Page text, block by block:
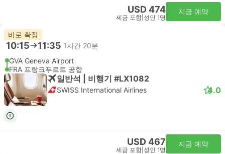
USD 474
세금 포함 성인 1명
지금 예약
바로 확정
10:15 11:35 1시간 20분
GVA Geneva Airport
FRA 프랑크푸르트 공항
일반석 | 비행기 #LX1082
SWISS International Airlines 4.0
USD 467
세금 포함 성인 1명
지금 예약